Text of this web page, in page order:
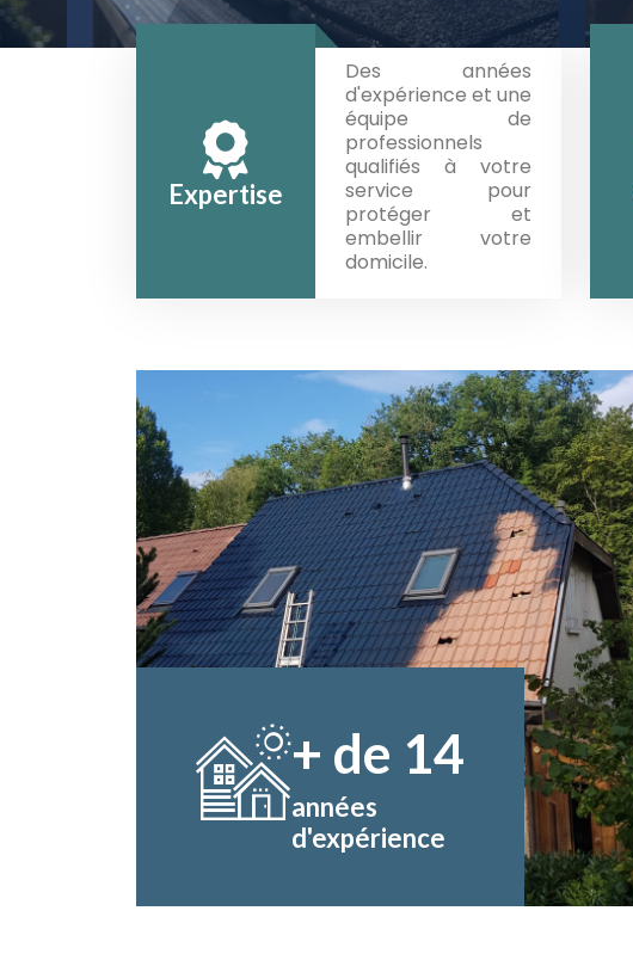
Expertise
Des années
d'expérience et une
équipe de
professionnels
qualifiés à votre
service pour
protéger et
embellir votre
domicile.
+ de 14
années
d'expérience